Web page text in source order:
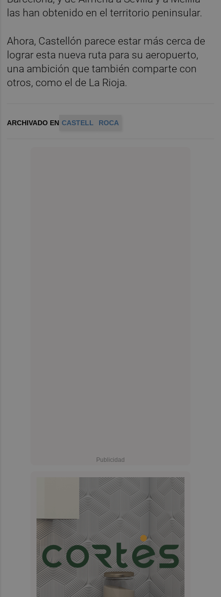
las han obtenido en el territorio peninsular.
Ahora, Castellón parece estar más cerca de
lograr esta nueva ruta para su aeropuerto,
una ambición que también comparte con
otros, como el de La Rioja.
ARCHIVADO EN CASTELL ROCA